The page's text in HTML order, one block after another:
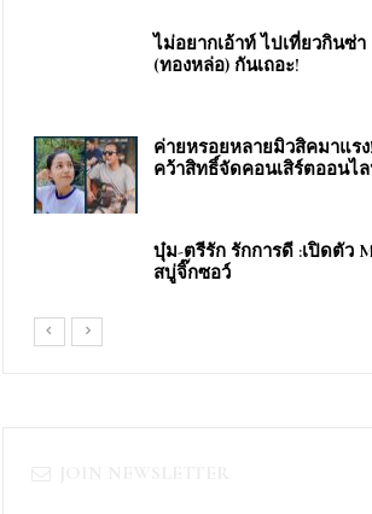
ไม่อยากเอ้าท์ ไปเที่ยวกินซ่า
(ทองหล่อ) กันเถอะ!
ค่ายหรอยหลายมิวสิคมาแรง
คว้าสิทธิ์จัดคอนเสิร์ตออนไ
บุ๋ม-ตรีรัก รักการดี​ ​:เปิดตัว​
สบู่จิ๊ก​ซอว์​